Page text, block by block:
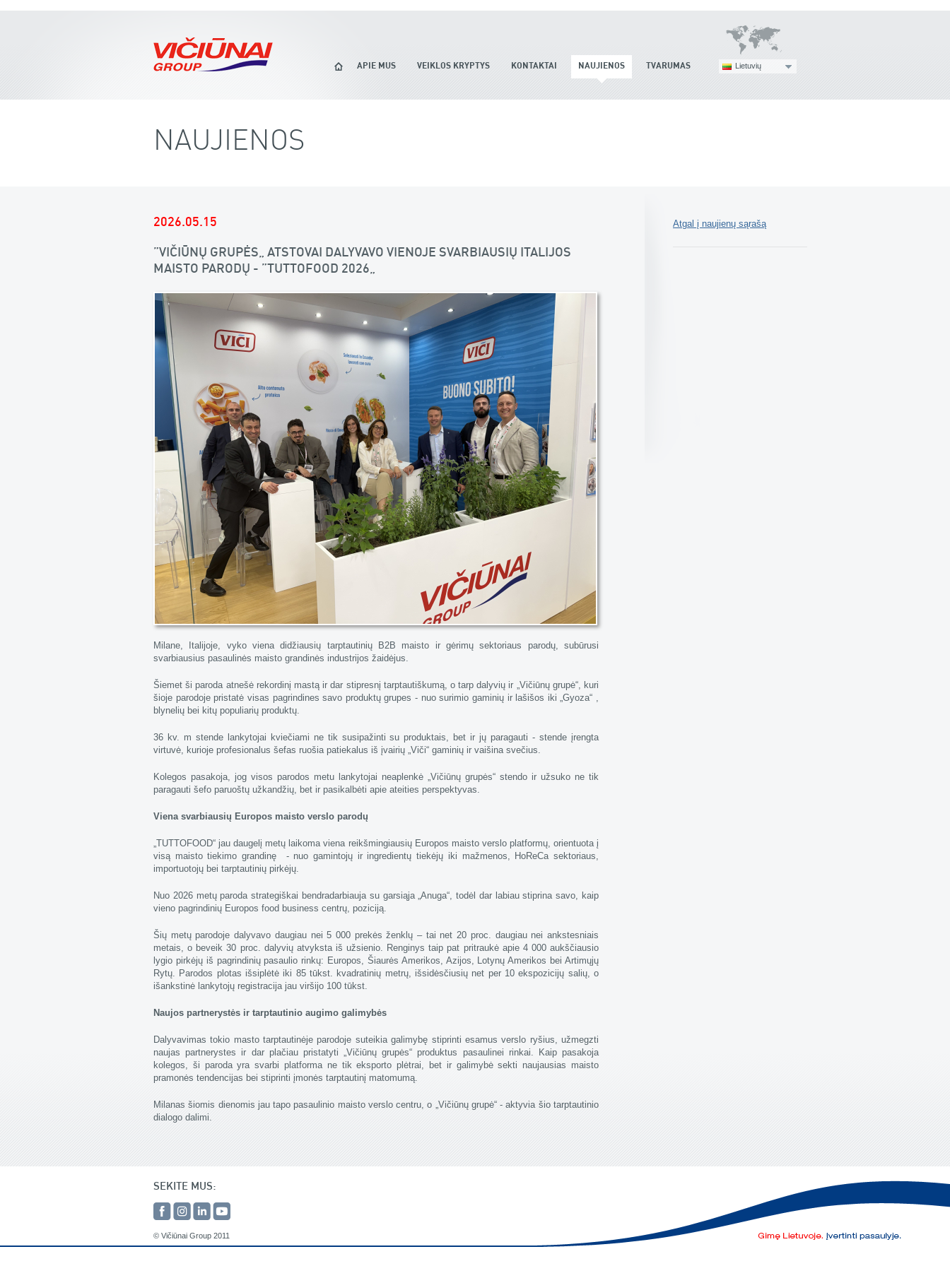
APIE MUS VEIKLOS KRYPTYS KONTAKTAI NAUJIENOS TVARUMAS Lietuvių
NAUJIENOS
2026.05.15
„VIČIŪNŲ GRUPĖS“ ATSTOVAI DALYVAVO VIENOJE SVARBIAUSIŲ ITALIJOS
MAISTO PARODŲ - „TUTTOFOOD 2026“
Milane, Italijoje, vyko viena didžiausių tarptautinių B2B maisto ir gėrimų sektoriaus parodų, subūrusi
svarbiausius pasaulinės maisto grandinės industrijos žaidėjus.
Šiemet ši paroda atnešė rekordinį mastą ir dar stipresnį tarptautiškumą, o tarp dalyvių ir „Vičiūnų grupė“, kuri
šioje parodoje pristatė visas pagrindines savo produktų grupes - nuo surimio gaminių ir lašišos iki „Gyoza“ ,
blynelių bei kitų populiarių produktų.
36 kv. m stende lankytojai kviečiami ne tik susipažinti su produktais, bet ir jų paragauti - stende įrengta
virtuvė, kurioje profesionalus šefas ruošia patiekalus iš įvairių „Viči“ gaminių ir vaišina svečius.
Kolegos pasakoja, jog visos parodos metu lankytojai neaplenkė „Vičiūnų grupės“ stendo ir užsuko ne tik
paragauti šefo paruoštų užkandžių, bet ir pasikalbėti apie ateities perspektyvas.
Viena svarbiausių Europos maisto verslo parodų
„TUTTOFOOD“ jau daugelį metų laikoma viena reikšmingiausių Europos maisto verslo platformų, orientuota į
visą maisto tiekimo grandinę - nuo gamintojų ir ingredientų tiekėjų iki mažmenos, HoReCa sektoriaus,
importuotojų bei tarptautinių pirkėjų.
Nuo 2026 metų paroda strategiškai bendradarbiauja su garsiąja „Anuga“, todėl dar labiau stiprina savo, kaip
vieno pagrindinių Europos food business centrų, poziciją.
Šių metų parodoje dalyvavo daugiau nei 5 000 prekės ženklų – tai net 20 proc. daugiau nei ankstesniais
metais, o beveik 30 proc. dalyvių atvyksta iš užsienio. Renginys taip pat pritraukė apie 4 000 aukščiausio
lygio pirkėjų iš pagrindinių pasaulio rinkų: Europos, Šiaurės Amerikos, Azijos, Lotynų Amerikos bei Artimųjų
Rytų. Parodos plotas išsiplėtė iki 85 tūkst. kvadratinių metrų, išsidėsčiusių net per 10 ekspozicijų salių, o
išankstinė lankytojų registracija jau viršijo 100 tūkst.
Naujos partnerystės ir tarptautinio augimo galimybės
Dalyvavimas tokio masto tarptautinėje parodoje suteikia galimybę stiprinti esamus verslo ryšius, užmegzti
naujas partnerystes ir dar plačiau pristatyti „Vičiūnų grupės“ produktus pasaulinei rinkai. Kaip pasakoja
kolegos, ši paroda yra svarbi platforma ne tik eksporto plėtrai, bet ir galimybė sekti naujausias maisto
pramonės tendencijas bei stiprinti įmonės tarptautinį matomumą.
Milanas šiomis dienomis jau tapo pasaulinio maisto verslo centru, o „Vičiūnų grupė“ - aktyvia šio tarptautinio
dialogo dalimi.
Atgal į naujienų sąrašą
SEKITE MUS:
© Vičiūnai Group 2011